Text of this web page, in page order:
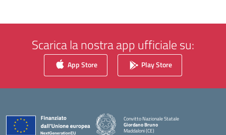
Scarica la nostra app ufficiale su:
App Store Play Store
Convitto Nazionale Statale
Giordano Bruno
Maddaloni (CE)